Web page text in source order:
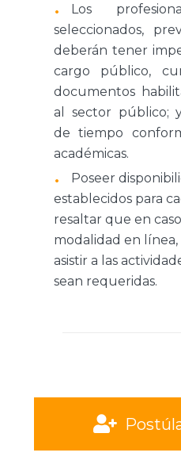
Los
seleccionados,
deberán tener
cargo público,
documentos
al sector público;
de tiempo
académicas.
Poseer
establecidos para
resaltar que en
modalidad en
asistir a las
sean requeridas.